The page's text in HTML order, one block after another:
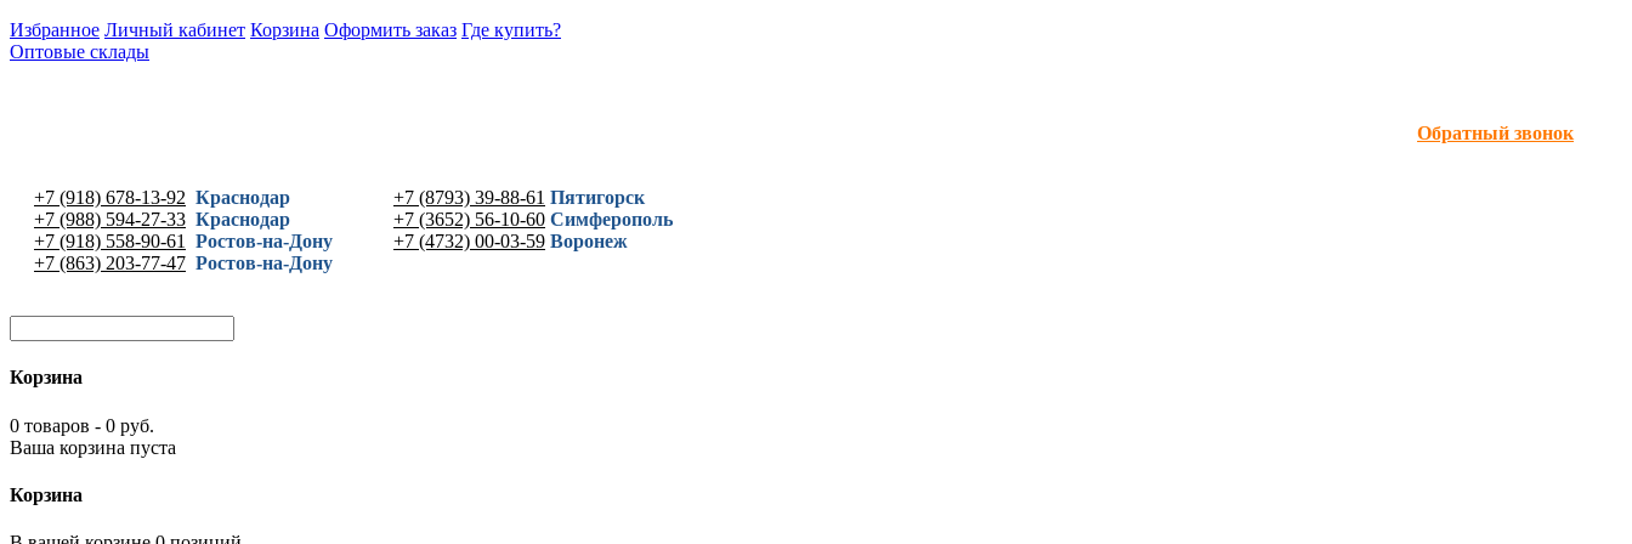
Избранное Личный кабинет Корзина Оформить заказ Где купить?
Оптовые склады
Обратный звонок
+7 (918) 678-13-92 Краснодар
+7 (988) 594-27-33 Краснодар
+7 (918) 558-90-61
Ростов-на-Дону
+7 (863) 203-77-47 Ростов-на-Дону
+7 (8793) 39-88-61 Пятигорск
+7 (3652) 56-10-60 Симферополь
+7 (4732) 00-03-59 Воронеж
Корзина
0 товаров - 0 руб.
Ваша корзина пуста
Корзина